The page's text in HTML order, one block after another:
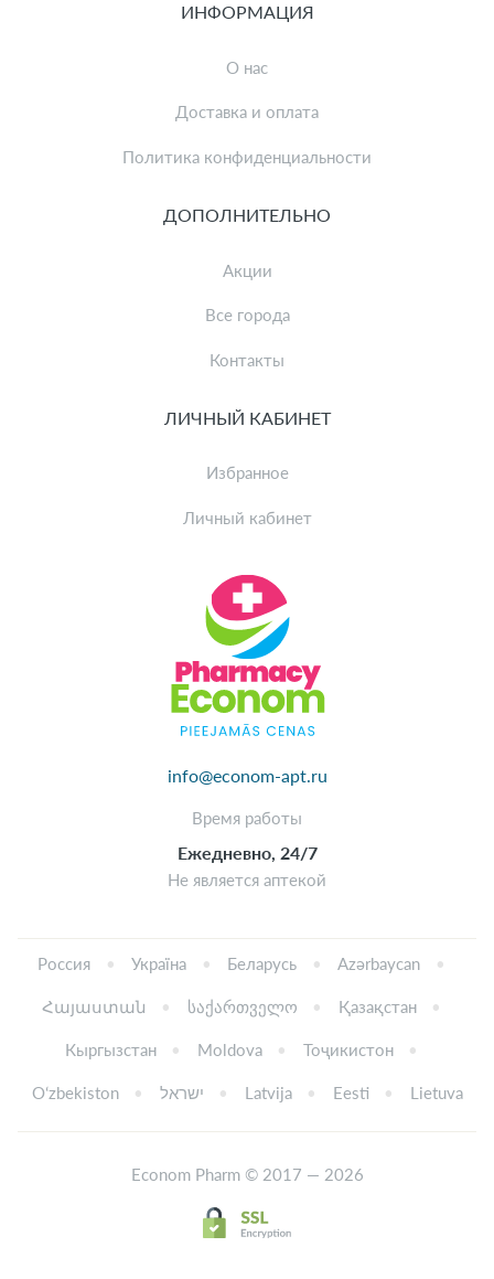
info@econom-apt.ru
Время работы
Ежедневно, 24/7
Не является аптекой
ИНФОРМАЦИЯ
О нас
Доставка и оплата
Политика конфиденциальности
ДОПОЛНИТЕЛЬНО
Акции
Все города
Контакты
ЛИЧНЫЙ КАБИНЕТ
Избранное
Личный кабинет
Россия Україна Беларусь Azərbaycan
Հայաստան საქართველო Қазақстан
Кыргызстан Moldova Тоҷикистон
Oʻzbekiston ישראל Latvija Eesti Lietuva
Econom Pharm © 2017 — 2026